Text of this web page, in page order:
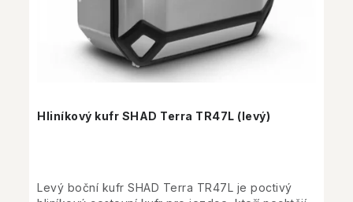
Hliníkový kufr SHAD Terra TR47L (levý)
Levý boční kufr SHAD Terra TR47L je poctivý